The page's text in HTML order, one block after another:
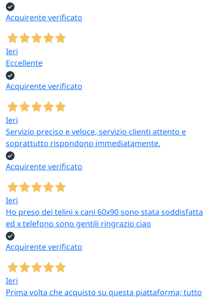
Acquirente verificato
Ieri
Eccellente
Acquirente verificato
Ieri
Servizio preciso e veloce, servizio clienti attento e
soprattutto rispondono immediatamente.
Acquirente verificato
Ieri
Ho preso dei telini x cani 60x90 sono stata soddisfatta
ed x telefono sono gentili ringrazio ciao
Acquirente verificato
Ieri
Prima volta che acquisto su questa piattaforma; tutto